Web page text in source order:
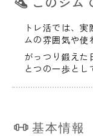
トレ活では、
ムの雰囲気や使
がっつり鍛えた
とつの一歩とし
基本情報